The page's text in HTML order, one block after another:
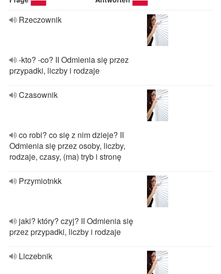
Rzeczownik
-kto? -co? II Odmienia się przez
przypadki, liczby i rodzaje
Czasownik
co robi? co się z nim dzieje? II
Odmienia się przez osoby, liczby,
rodzaje, czasy, (ma) tryb i stronę
Przymiotnkk
jaki? który? czyj? II Odmienia się
przez przypadki, liczby i rodzaje
Liczebnik